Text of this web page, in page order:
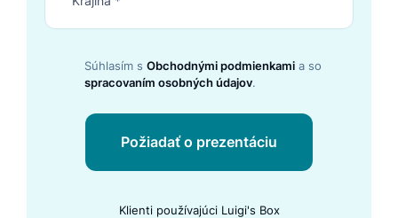
Súhlasím s Obchodnými podmienkami a so
spracovaním osobných údajov.
Požiadať o prezentáciu
Klienti používajúci Luigi's Box